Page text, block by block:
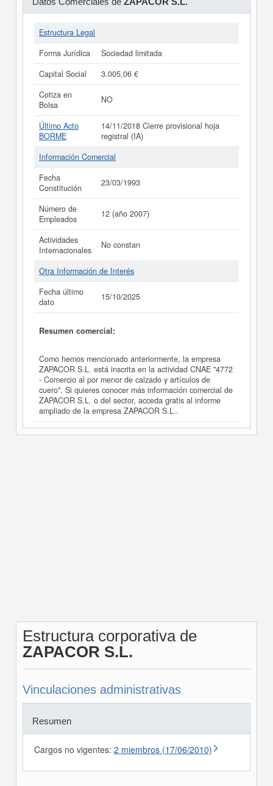
Estructura Legal
Forma Jurídica
Sociedad limitada
Capital Social
3.005,06 €
Cotiza en
Bolsa
NO
Último Acto
BORME
14/11/2018 Cierre provisional hoja
registral (IA)
Información Comercial
Fecha
Constitución
23/03/1993
Número de
Empleados
12 (año 2007)
Actividades
Internacionales
No constan
Otra Información de Interés
Fecha último
dato
15/10/2025
Resumen comercial:
Como hemos mencionado anteriormente, la empresa
ZAPACOR S.L. está inscrita en la actividad CNAE "4772
- Comercio al por menor de calzado y artículos de
cuero". Si quieres conocer más información comercial de
ZAPACOR S.L. o del sector, acceda gratis al informe
ampliado de la empresa ZAPACOR S.L..
Estructura corporativa de
ZAPACOR S.L.
Vinculaciones administrativas
Resumen
Cargos no vigentes: 2 miembros (17/06/2010)